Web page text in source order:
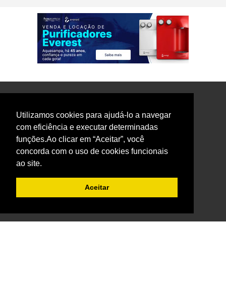
Utilizamos cookies para ajudá-lo a navegar
com eficiência e executar determinadas
funções.Ao clicar em “Aceitar”, você
concorda com o uso de cookies funcionais
ao site.
Aceitar
Institucional
Quem Somos PrivacidadeImprensaWhatsapp BaresSP
Cursos BaresSP